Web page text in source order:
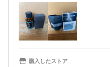
購入したストア